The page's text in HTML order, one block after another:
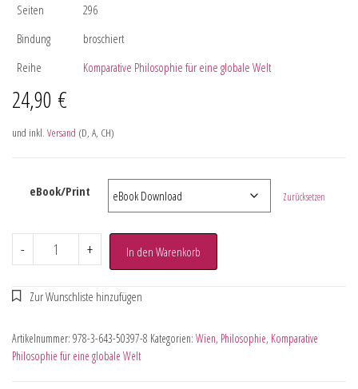
Seiten
296
Bindung
broschiert
Reihe
Komparative Philosophie für eine globale Welt
24,90 €
und inkl. Versand (D, A, CH)
eBook/Print Zurücksetzen
- + In den Warenkorb
Artikelnummer: 978-3-643-50397-8 Kategorien: Wien, Philosophie, Komparative
Philosophie für eine globale Welt